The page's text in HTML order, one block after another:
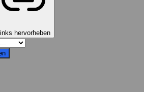
hervorheben